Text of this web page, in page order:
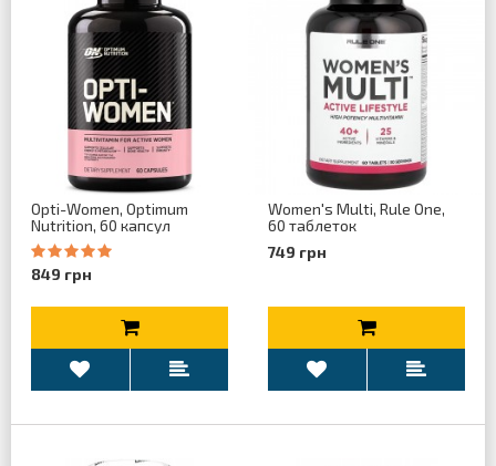
Opti-Women, Optimum
Nutrition, 60 капсул
849 грн
Women's Multi, Rule One,
60 таблеток
749 грн